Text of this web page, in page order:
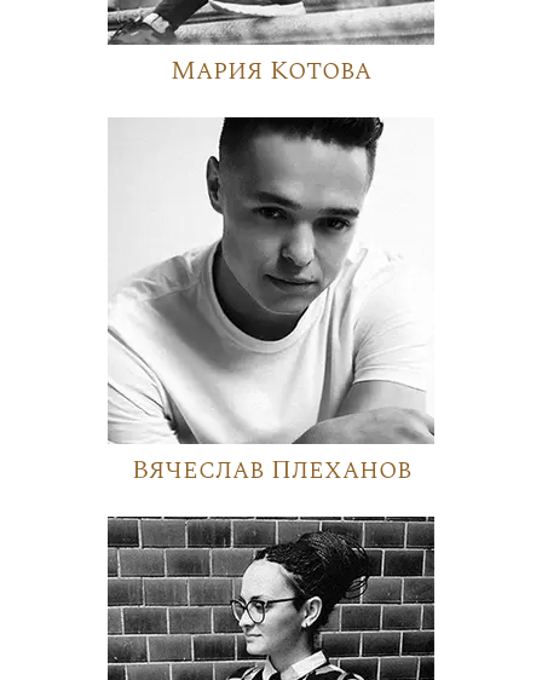
Мария Котова
Вячеслав Плеханов